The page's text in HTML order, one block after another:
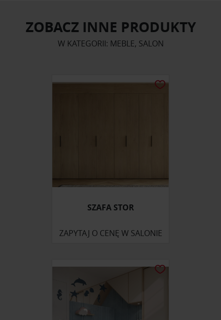
ZOBACZ INNE PRODUKTY
W KATEGORII: MEBLE, SALON
SZAFA STOR
ZAPYTAJ O CENĘ W SALONIE